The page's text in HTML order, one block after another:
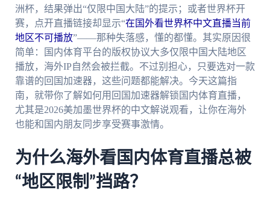
洲杯，结果弹出“仅限中国大陆”的提示；或者世界杯开
赛，点开直播链接却显示“在国外看世界杯中文直播当前
地区不可播放”——那种失落感，懂的都懂。其实原因很
简单：国内体育平台的版权协议大多仅限中国大陆地区
播放，海外IP自然会被拦截。不过别担心，只要选对一款
靠谱的回国加速器，这些问题都能解决。今天这篇指
南，就带你了解如何用回国加速器解锁国内体育直播，
尤其是2026美加墨世界杯的中文解说观看，让你在海外
也能和国内朋友同步享受赛事激情。
为什么海外看国内体育直播总被
“地区限制”挡路？